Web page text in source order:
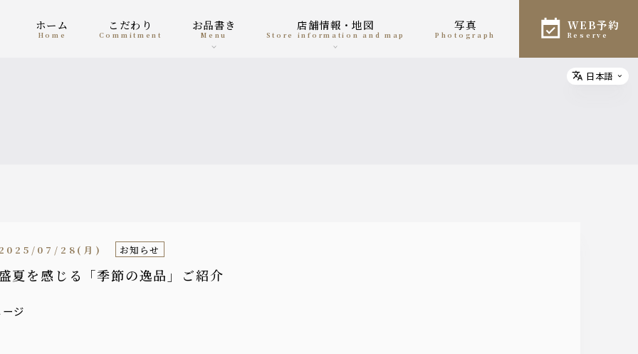
ホーム
home
こだわり
Commitment
お品書き
menu
店舗情報・地図
Store information and map
写真
photograph
WEB予約
reserve
夏を感じる「季節の逸品」ご紹介
07/28(月) お知らせ
Select
日本語